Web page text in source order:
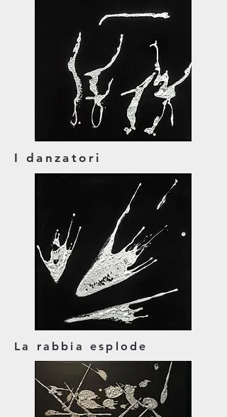
I danzatori
La rabbia esplode